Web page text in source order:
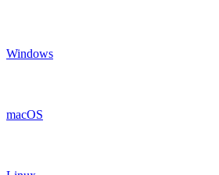
Windows
macOS